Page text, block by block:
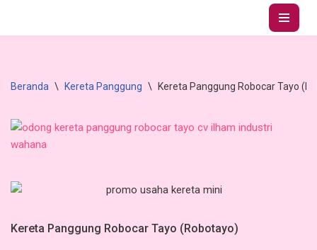
Lompat
Beranda \ Kereta Panggung \ Kereta Panggung Robocar Tayo
Kereta Panggung Robocar Tayo (Robotayo)